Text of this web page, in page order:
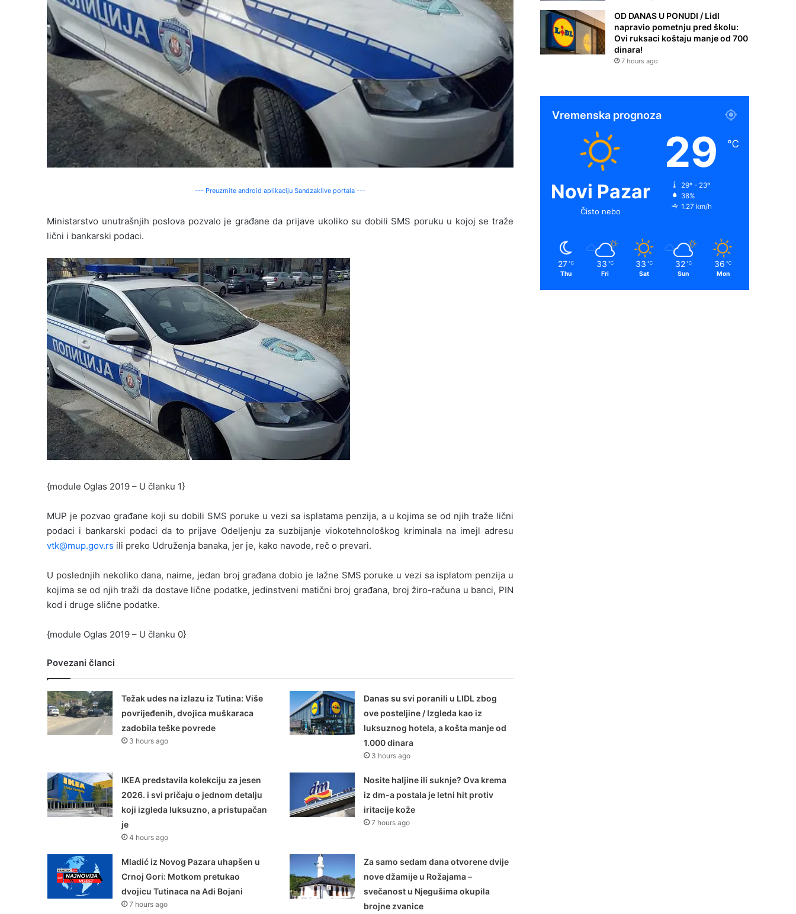
--- Preuzmite android aplikaciju Sandzaklive portala ---
Ministarstvo unutrašnjih poslova pozvalo je građane da prijave ukoliko su dobili SMS poruku u kojoj se traže
lični i bankarski podaci.
{module Oglas 2019 – U članku 1}
MUP je pozvao građane koji su dobili SMS poruke u vezi sa isplatama penzija, a u kojima se od njih traže lični
podaci i bankarski podaci da to prijave Odeljenju za suzbijanje viokotehnološkog kriminala na imejl adresu
vtk@mup.gov.rs ili preko Udruženja banaka, jer je, kako navode, reč o prevari.
U poslednjih nekoliko dana, naime, jedan broj građana dobio je lažne SMS poruke u vezi sa isplatom penzija u
kojima se od njih traži da dostave lične podatke, jedinstveni matični broj građana, broj žiro-računa u banci, PIN
kod i druge slične podatke.
{module Oglas 2019 – U članku 0}
Povezani članci
Težak udes na izlazu iz Tutina: Više
povrijeđenih, dvojica muškaraca
zadobila teške povrede
3 hours ago
Danas su svi poranili u LIDL zbog
ove posteljine / Izgleda kao iz
luksuznog hotela, a košta manje od
1.000 dinara
3 hours ago
IKEA predstavila kolekciju za jesen
2026. i svi pričaju o jednom detalju
koji izgleda luksuzno, a pristupačan
je
4 hours ago
Nosite haljine ili suknje? Ova krema
iz dm-a postala je letni hit protiv
iritacije kože
7 hours ago
Mladić iz Novog Pazara uhapšen u
Crnoj Gori: Motkom pretukao
dvojicu Tutinaca na Adi Bojani
7 hours ago
Za samo sedam dana otvorene dvije
nove džamije u Rožajama –
svečanost u Njegušima okupila
brojne zvanice
OD DANAS U PONUDI / Lidl
napravio pometnju pred školu:
Ovi ruksaci koštaju manje od 700
dinara!
7 hours ago
Vremenska prognoza
Novi Pazar
Čisto nebo
29 ℃
29º - 23º
38%
1.27 km/h
27 ℃
Thu
33 ℃
Fri
33 ℃
Sat
32 ℃
Sun
36 ℃
Mon